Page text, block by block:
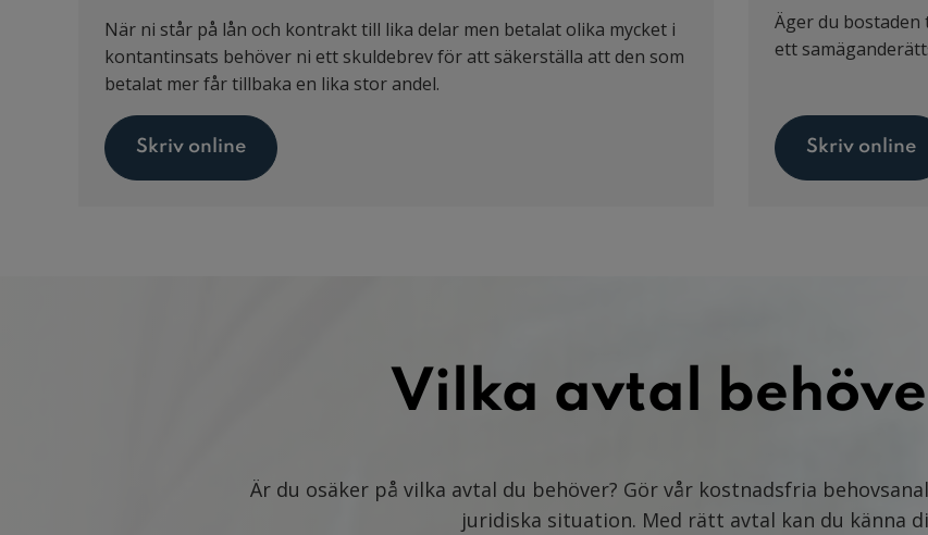
När ni står på lån och kontrakt till lika delar men betalat olika mycket i
kontantinsats behöver ni ett skuldebrev för att säkerställa att den som
betalat mer får tillbaka en lika stor andel.
Skriv online
Äger du bostaden
ett
Skriv online
Vilka avtal
Är du osäker på vilka avtal du behöver? Gör vår kostnadsfria
juridiska situation. Med rätt avtal kan du känna